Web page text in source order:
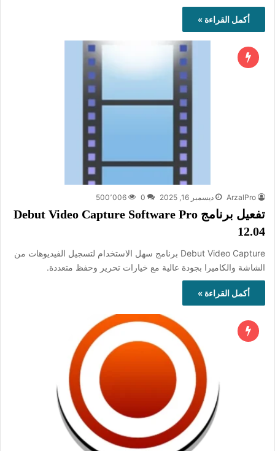
أكمل القراءة »
ArzalPro ديسمبر 16, 2025 0 500٬006
تفعيل برنامج Debut Video Capture Software Pro
12.04
Debut Video Capture برنامج سهل الاستخدام لتسجيل الفيديوهات من
الشاشة والكاميرا بجودة عالية مع خيارات تحرير وحفظ متعددة.
أكمل القراءة »